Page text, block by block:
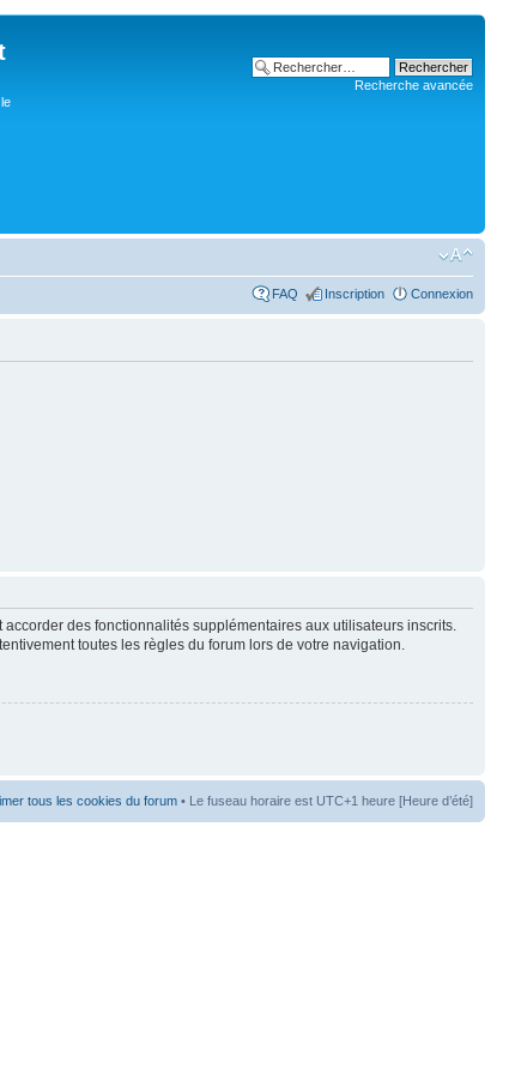
Recherche avancée
FAQ Inscription Connexion
des fonctionnalités supplémentaires aux utilisateurs inscrits.
toutes les règles du forum lors de votre navigation.
tous les cookies du forum • Le fuseau horaire est UTC+1 heure [Heure d’été]